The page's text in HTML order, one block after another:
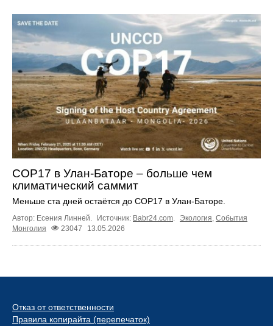
COP17 в Улан-Баторе – больше чем
климатический саммит
Меньше ста дней остаётся до COP17 в Улан‑Баторе.
Автор: Есения Линней. Источник: Babr24.com. Экология, События
Монголия
23047 13.05.2026
Отказ от ответственности
Правила копирайта (перепечаток)